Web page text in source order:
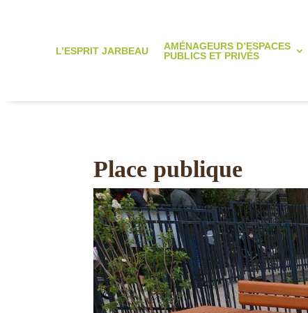
L’ESPRIT JARBEAU
AMÉNAGEURS D’ESPACES
PUBLICS ET PRIVÉS
Place publique